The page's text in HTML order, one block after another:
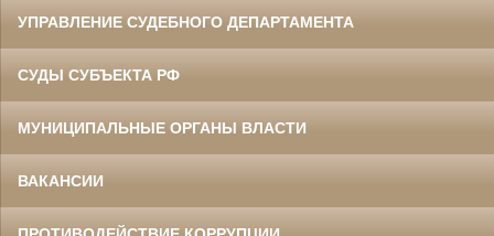
УПРАВЛЕНИЕ СУДЕБНОГО ДЕПАРТАМЕНТА
СУДЫ СУБЪЕКТА РФ
МУНИЦИПАЛЬНЫЕ ОРГАНЫ ВЛАСТИ
ВАКАНСИИ